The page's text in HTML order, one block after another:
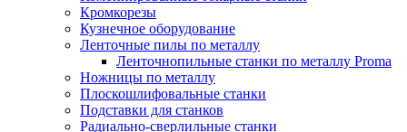
Кромкорезы
Кузнечное оборудование
Ленточные пилы по металлу
Ленточнопильные станки по металлу Proma
Ножницы по металлу
Плоскошлифовальные станки
Подставки для станков
Радиально-сверлильные станки